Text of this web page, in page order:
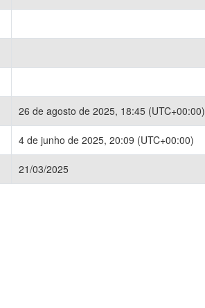
26 de agosto de 2025, 18:45 (UTC+00:00)
4 de junho de 2025, 20:09 (UTC+00:00)
21/03/2025